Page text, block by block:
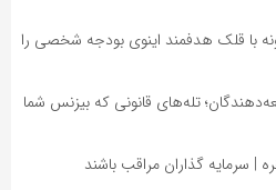
با قلک هدفمند اینوی بودجه شخصی را
تله‌های قانونی که بیزنس شما
| سرمایه گذاران مراقب باشند